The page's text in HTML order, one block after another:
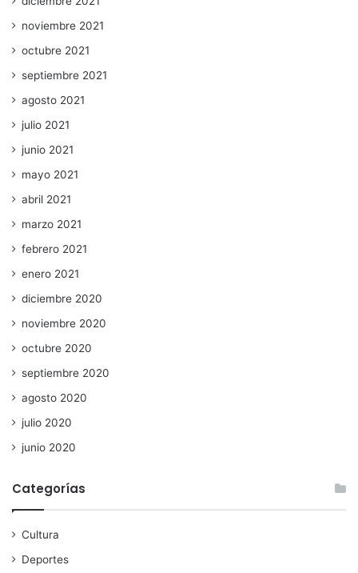
noviembre 2021
octubre 2021
septiembre 2021
agosto 2021
julio 2021
junio 2021
mayo 2021
abril 2021
marzo 2021
febrero 2021
enero 2021
diciembre 2020
noviembre 2020
octubre 2020
septiembre 2020
agosto 2020
julio 2020
junio 2020
Categorías
Cultura
Deportes